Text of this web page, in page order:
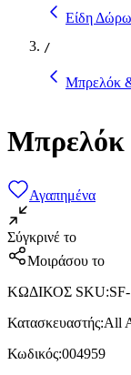
Είδη
/
Μπρελόκ
Αγαπημένα
Σύγκρινέ το
Μοιράσου το
ΚΩΔΙΚΟΣ SKU:
Κατασκευαστής:All
Κωδικός:004959